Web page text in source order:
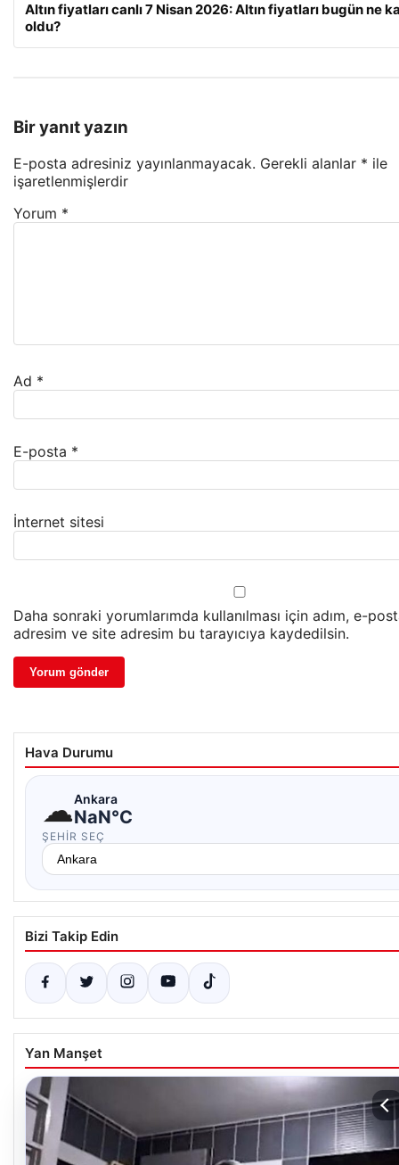
Altın fiyatları canlı 7 Nisan 2026: Altın fiyatları bugün ne
oldu?
Bir yanıt yazın
E-posta adresiniz yayınlanmayacak. Gerekli alanlar * ile
işaretlenmişlerdir
Yorum *
Ad *
E-posta *
İnternet sitesi
Daha sonraki yorumlarımda kullanılması için adım, e-
adresim ve site adresim bu tarayıcıya kaydedilsin.
Hava Durumu
☁Ankara
NaN°C
ŞEHIR SEÇ
Bizi Takip Edin
Yan Manşet